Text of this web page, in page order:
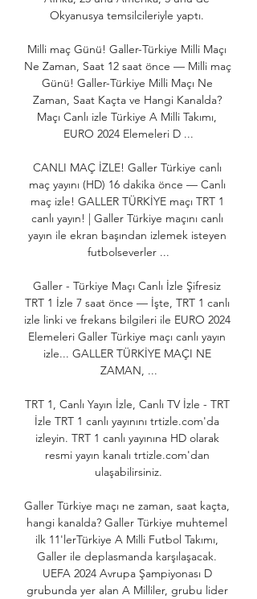
Okyanusya temsilcileriyle yaptı.
Milli maç Günü! Galler-Türkiye Milli Maçı
Ne Zaman, Saat 12 saat önce — Milli maç
Günü! Galler-Türkiye Milli Maçı Ne
Zaman, Saat Kaçta ve Hangi Kanalda?
Maçı Canlı izle Türkiye A Milli Takımı,
EURO 2024 Elemeleri D ...
CANLI MAÇ İZLE! Galler Türkiye canlı
maç yayını (HD) 16 dakika önce — Canlı
maç izle! GALLER TÜRKİYE maçı TRT 1
canlı yayın! | Galler Türkiye maçını canlı
yayın ile ekran başından izlemek isteyen
futbolseverler ...
Galler - Türkiye Maçı Canlı İzle Şifresiz
TRT 1 İzle 7 saat önce — İşte, TRT 1 canlı
izle linki ve frekans bilgileri ile EURO 2024
Elemeleri Galler Türkiye maçı canlı yayın
izle... GALLER TÜRKİYE MAÇI NE
ZAMAN, ...
TRT 1, Canlı Yayın İzle, Canlı TV İzle - TRT
İzle TRT 1 canlı yayınını trtizle.com'da
izleyin. TRT 1 canlı yayınına HD olarak
resmi yayın kanalı trtizle.com'dan
ulaşabilirsiniz.
Galler Türkiye maçı ne zaman, saat kaçta,
hangi kanalda? Galler Türkiye muhtemel
ilk 11'lerTürkiye A Milli Futbol Takımı,
Galler ile deplasmanda karşılaşacak.
UEFA 2024 Avrupa Şampiyonası D
grubunda yer alan A Milliler, grubu lider